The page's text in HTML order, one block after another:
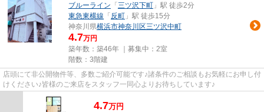
ブルーライン 「 三ツ沢下町 」駅 徒歩2分
東急東横線 「 反町 」駅 徒歩15分
神奈川県横浜市神奈川区三ツ沢中町
4.7万円
築年数：築46年 ｜募集中： 2室
階数：3階建
店頭にて非公開物件等、多数ご紹介可能です♪諸条件のご相談もお気軽にお申し付
けください♪皆様のご来店をスタッフ一同心よりお待ちしています♪
4.7万円